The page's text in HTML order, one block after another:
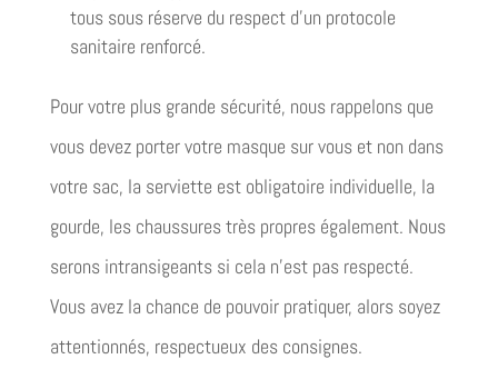
tous sous réserve du respect d’un protocole
sanitaire renforcé.
Pour votre plus grande sécurité, nous rappelons que
vous devez porter votre masque sur vous et non dans
votre sac, la serviette est obligatoire individuelle, la
gourde, les chaussures très propres également. Nous
serons intransigeants si cela n’est pas respecté.
Vous avez la chance de pouvoir pratiquer, alors soyez
attentionnés, respectueux des consignes.